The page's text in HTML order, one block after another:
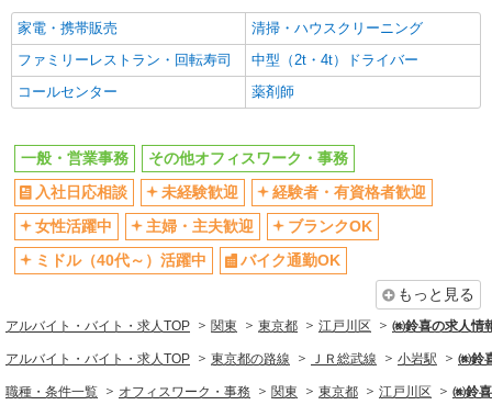
オフィスワーク・事務
一般・営業事務
同じ特徴から求人を探す
扶養内勤務OK
交通費支給
家電・携帯販売
清掃・ハウスクリーニング
ファミリーレストラン・回転寿司
中型（2t・4t）ドライバー
コールセンター
薬剤師
一般・営業事務
その他オフィスワーク・事務
入社日応相談
未経験歓迎
経験者・有資格者歓迎
女性活躍中
主婦・主夫歓迎
ブランクOK
ミドル（40代～）活躍中
バイク通勤OK
もっと見る
アルバイト・バイト・求人TOP 関東 東京都 江戸川区 ㈱鈴喜の求人情
アルバイト・バイト・求人TOP 東京都の路線 ＪＲ総武線 小岩駅 ㈱鈴
職種・条件一覧 オフィスワーク・事務 関東 東京都 江戸川区 ㈱鈴